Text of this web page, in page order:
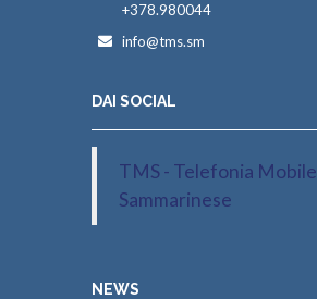
+378.980044
info@tms.sm
DAI SOCIAL
TMS - Telefonia Mobile
Sammarinese
NEWS